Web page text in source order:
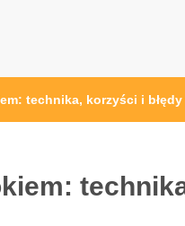
technika, korzyści i